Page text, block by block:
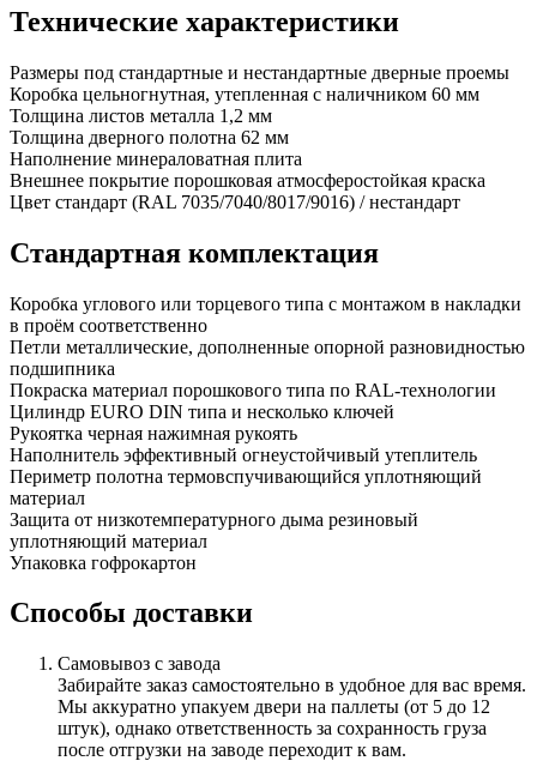
Технические характеристики
Размеры под стандартные и нестандартные дверные проемы
Коробка цельногнутная, утепленная с наличником 60 мм
Толщина листов металла 1,2 мм
Толщина дверного полотна 62 мм
Наполнение минераловатная плита
Внешнее покрытие порошковая атмосферостойкая краска
Цвет стандарт (RAL 7035/7040/8017/9016) / нестандарт
Стандартная комплектация
Коробка углового или торцевого типа с монтажом в накладки
в проём соответственно
Петли металлические, дополненные опорной разновидностью
подшипника
Покраска материал порошкового типа по RAL-технологии
Цилиндр EURO DIN типа и несколько ключей
Рукоятка черная нажимная рукоять
Наполнитель эффективный огнеустойчивый утеплитель
Периметр полотна термовспучивающийся уплотняющий
материал
Защита от низкотемпературного дыма резиновый
уплотняющий материал
Упаковка гофрокартон
Способы доставки
Самовывоз с завода
Забирайте заказ самостоятельно в удобное для вас время.
Мы аккуратно упакуем двери на паллеты (от 5 до 12
штук), однако ответственность за сохранность груза
после отгрузки на заводе переходит к вам.